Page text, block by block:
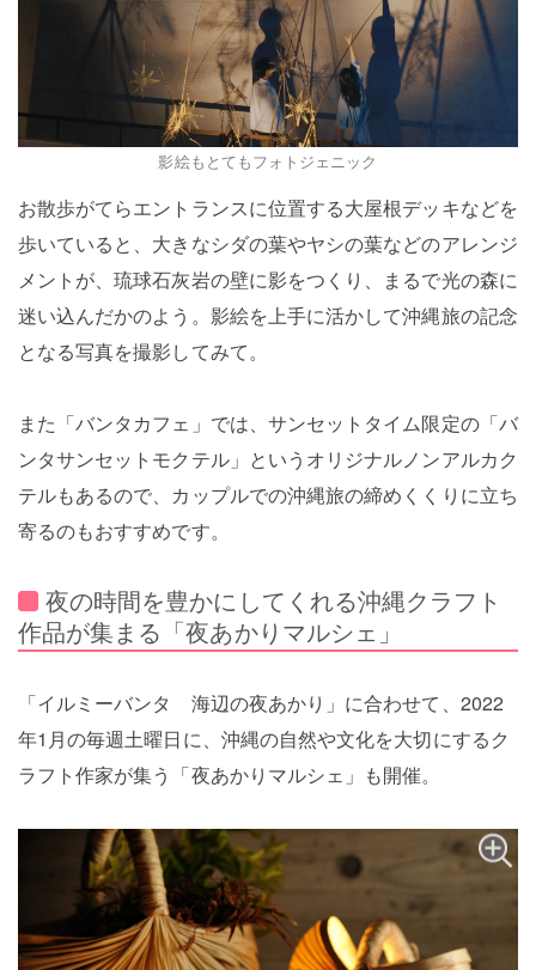
影絵もとてもフォトジェニック
お散歩がてらエントランスに位置する大屋根デッキなどを
歩いていると、大きなシダの葉やヤシの葉などのアレンジ
メントが、琉球石灰岩の壁に影をつくり、まるで光の森に
迷い込んだかのよう。影絵を上手に活かして沖縄旅の記念
となる写真を撮影してみて。
また「バンタカフェ」では、サンセットタイム限定の「バ
ンタサンセットモクテル」というオリジナルノンアルカク
テルもあるので、カップルでの沖縄旅の締めくくりに立ち
寄るのもおすすめです。
夜の時間を豊かにしてくれる沖縄クラフト
作品が集まる「夜あかりマルシェ」
「イルミーバンタ 海辺の夜あかり」に合わせて、2022
年1月の毎週土曜日に、沖縄の自然や文化を大切にするク
ラフト作家が集う「夜あかりマルシェ」も開催。